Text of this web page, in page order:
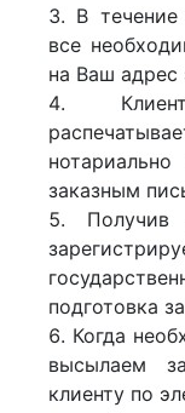
В
все
на Ваш адрес
заказным
подготовка
Когда
высылаем
клиенту по